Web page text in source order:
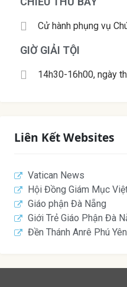
Cử hành phụng vụ
GIỜ GIẢI TỘI
14h30-16h00, ngày
Liên Kết Websites
Vatican News
Hội Đồng Giám Mục
Giáo phận Đà Nẵng
Giới Trẻ Giáo Phận Đà
Đền Thánh Anrê Phú Yên